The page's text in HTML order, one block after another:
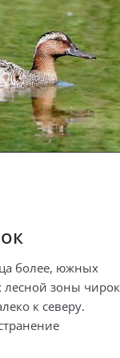
более, южных
лесной зоны
к северу.